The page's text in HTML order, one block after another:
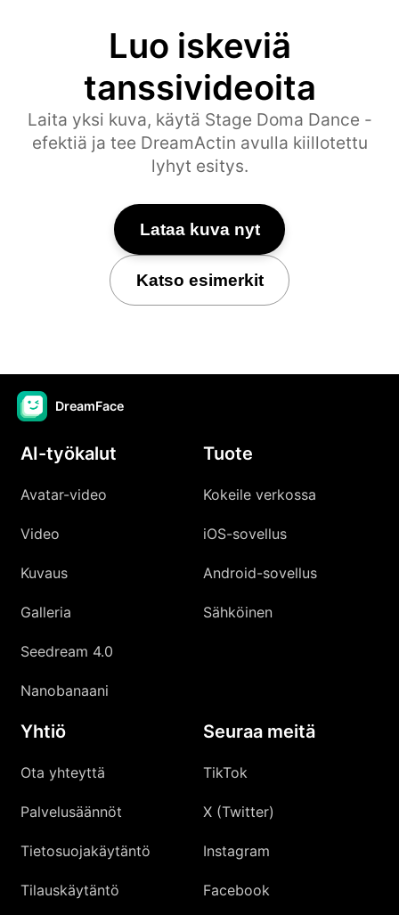
Luo iskeviä
tanssivideoita
Laita yksi kuva, käytä Stage Doma Dance -
efektiä ja tee DreamActin avulla kiillotettu
lyhyt esitys.
Lataa kuva nyt
Katso esimerkit
DreamFace
AI-työkalut
Avatar-video
Video
Kuvaus
Galleria
Seedream 4.0
Nanobanaani
Tuote
Kokeile verkossa
iOS-sovellus
Android-sovellus
Sähköinen
Yhtiö
Ota yhteyttä
Palvelusäännöt
Tietosuojakäytäntö
Tilauskäytäntö
Seuraa meitä
TikTok
X (Twitter)
Instagram
Facebook